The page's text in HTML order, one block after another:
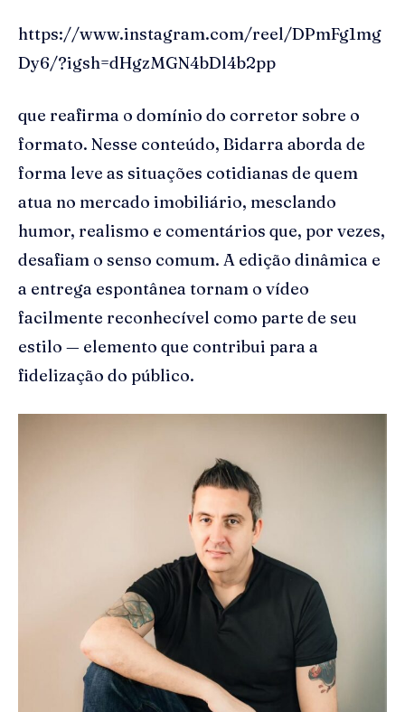
https://www.instagram.com/reel/DPmFg1mg
Dy6/?igsh=dHgzMGN4bDl4b2pp
que reafirma o domínio do corretor sobre o
formato. Nesse conteúdo, Bidarra aborda de
forma leve as situações cotidianas de quem
atua no mercado imobiliário, mesclando
humor, realismo e comentários que, por vezes,
desafiam o senso comum. A edição dinâmica e
a entrega espontânea tornam o vídeo
facilmente reconhecível como parte de seu
estilo — elemento que contribui para a
fidelização do público.